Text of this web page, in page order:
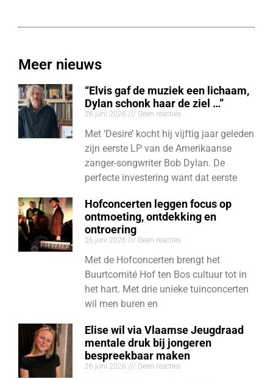
Meer nieuws
“Elvis gaf de muziek een lichaam,
Dylan schonk haar de ziel …”
26 juni 2026 Geen reacties
Met ‘Desire’ kocht hij vijftig jaar geleden
zijn eerste LP van de Amerikaanse
zanger-songwriter Bob Dylan. De
perfecte investering want dat eerste
Hofconcerten leggen focus op
ontmoeting, ontdekking en
ontroering
26 juni 2026 Geen reacties
Met de Hofconcerten brengt het
Buurtcomité Hof ten Bos cultuur tot in
het hart. Met drie unieke tuinconcerten
wil men buren en
Elise wil via Vlaamse Jeugdraad
mentale druk bij jongeren
bespreekbaar maken
26 juni 2026 Geen reacties